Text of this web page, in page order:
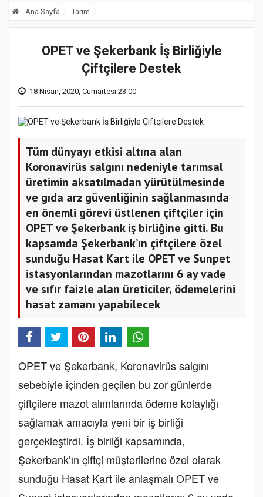
Ana Sayfa Tarım
OPET ve Şekerbank İş Birliğiyle
Çiftçilere Destek
18 Nisan, 2020, Cumartesi 23:00
Tüm dünyayı etkisi altına alan
Koronavirüs salgını nedeniyle tarımsal
üretimin aksatılmadan yürütülmesinde
ve gıda arz güvenliğinin sağlanmasında
en önemli görevi üstlenen çiftçiler için
OPET ve Şekerbank iş birliğine gitti. Bu
kapsamda Şekerbank’ın çiftçilere özel
sunduğu Hasat Kart ile OPET ve Sunpet
istasyonlarından mazotlarını 6 ay vade
ve sıfır faizle alan üreticiler, ödemelerini
hasat zamanı yapabilecek
OPET ve Şekerbank, Koronavirüs salgını
sebebiyle içinden geçilen bu zor günlerde
çiftçilere mazot alımlarında ödeme kolaylığı
sağlamak amacıyla yeni bir iş birliği
gerçekleştirdi. İş birliği kapsamında,
Şekerbank’ın çiftçi müşterilerine özel olarak
sunduğu Hasat Kart ile anlaşmalı OPET ve